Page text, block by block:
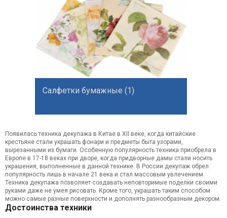
Салфетки бумажные (1)
Появилась техника декупажа в Китае в XII веке, когда китайские
крестьяне стали украшать фонари и предметы быта узорами,
вырезанными из бумаги. Особенную популярность техника приобрела в
Европе в 17-18 веках при дворе, когда придворные дамы стали носить
украшения, выполненные в данной технике. В России декупаж обрел
популярность лишь в начале 21 века и стал массовым увлечением.
Техника декупажа позволяет создавать неповторимые поделки своими
руками даже не умея рисовать. Кроме того, украшать таким способом
можно самые разные поверхности и дополнять разнообразным декором.
Достоинства техники